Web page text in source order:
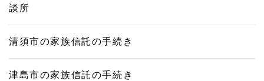
談所
清須市の家族信託の手続き
津島市の家族信託の手続き